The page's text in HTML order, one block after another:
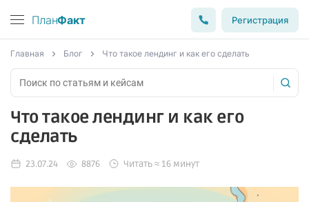
ПланФакт Регистрация
Главная Блог Что такое лендинг и как его сделать
Что такое лендинг и как его
сделать
23.07.24 8876 Читать ≈ 16 минут